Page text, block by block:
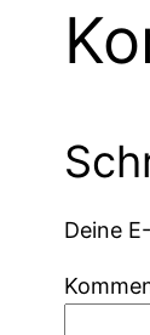
Deine